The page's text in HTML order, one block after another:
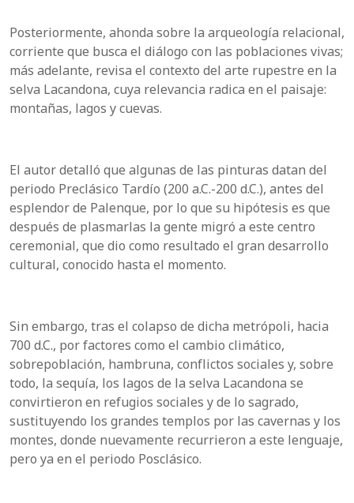
Posteriormente, ahonda sobre la arqueología relacional,
corriente que busca el diálogo con las poblaciones vivas;
más adelante, revisa el contexto del arte rupestre en la
selva Lacandona, cuya relevancia radica en el paisaje:
montañas, lagos y cuevas.
El autor detalló que algunas de las pinturas datan del
periodo Preclásico Tardío (200 a.C.-200 d.C.), antes del
esplendor de Palenque, por lo que su hipótesis es que
después de plasmarlas la gente migró a este centro
ceremonial, que dio como resultado el gran desarrollo
cultural, conocido hasta el momento.
Sin embargo, tras el colapso de dicha metrópoli, hacia
700 d.C., por factores como el cambio climático,
sobrepoblación, hambruna, conflictos sociales y, sobre
todo, la sequía, los lagos de la selva Lacandona se
convirtieron en refugios sociales y de lo sagrado,
sustituyendo los grandes templos por las cavernas y los
montes, donde nuevamente recurrieron a este lenguaje,
pero ya en el periodo Posclásico.